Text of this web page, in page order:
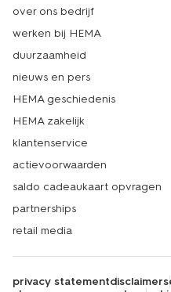
over ons bedrijf
werken bij HEMA
duurzaamheid
nieuws en pers
HEMA geschiedenis
HEMA zakelijk
klantenservice
actievoorwaarden
saldo cadeaukaart opvragen
partnerships
retail media
privacy statementdisclaimer